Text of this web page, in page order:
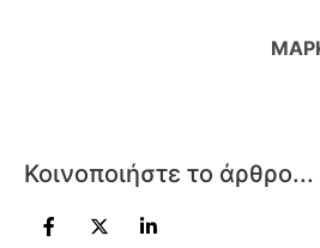
ΜΑΡΚΑΝΤΩΝΗ
Κοινοποιήστε το άρθρο...